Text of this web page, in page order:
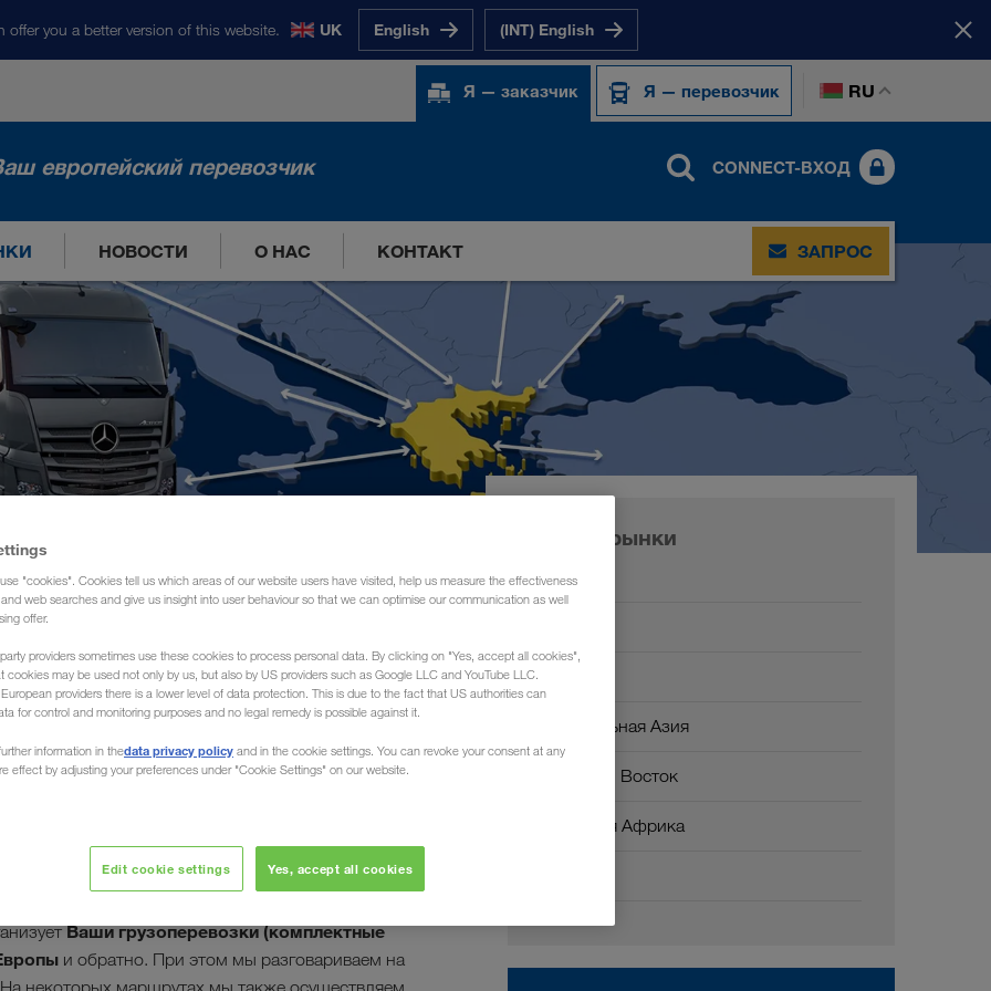
offer you a better version of this website. UK English (INT) English
Я — заказчик Я — перевозчик RU
европейский перевозчик CONNECT-ВХОД
НОВОСТИ О НАС КОНТАКТ ЗАПРОС
из Греции в
на многочисленных островах, компания
любом уголке страны. Экспедиционная компания
Ваши грузоперевозки (комплектные
и обратно. При этом мы разговариваем на
Наши рынки
Европа
Центральная Азия
Ближний Восток
Северная Африка
"cookies". Cookies tell us which areas of our website users have visited, help us measure the effectiveness
web searches and give us insight into user behaviour so that we can optimise our communication as well
offer.
providers sometimes use these cookies to process personal data. By clicking on "Yes, accept all cookies",
cookies may be used not only by us, but also by US providers such as Google LLC and YouTube LLC.
providers there is a lower level of data protection. This is due to the fact that US authorities can
for control and monitoring purposes and no legal remedy is possible against it.
information in thedata privacy policy and in the cookie settings. You can revoke your consent at any
effect by adjusting your preferences under "Cookie Settings" on our website.
Edit cookie settings Yes, accept all cookies